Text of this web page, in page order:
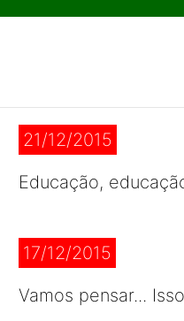
21/12/2015
Educação,
17/12/2015
Vamos pensar...